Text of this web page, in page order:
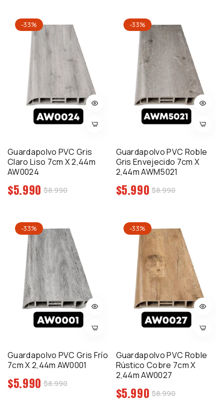
-33%
Guardapolvo PVC Gris
Claro Liso 7cm X 2,44m
AW0024
Precio
regular
$5.990Precio
$8.990
-33%
Guardapolvo PVC Roble
Gris Envejecido 7cm X
2,44m AWM5021
Precio
regular
$5.990Precio
$8.990
-33%
Guardapolvo PVC Gris Frío
7cm X 2,44m AW0001
Precio
regular
$5.990Precio
$8.990
-33%
Guardapolvo PVC Roble
Rústico Cobre 7cm X
2,44m AW0027
Precio
regular
$5.990Precio
$8.990